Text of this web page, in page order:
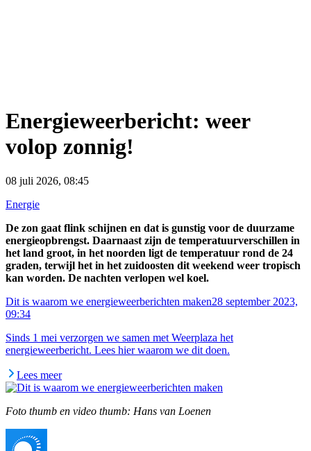
Energieweerbericht: weer
volop zonnig!
08 juli 2026, 08:45
Energie
De zon gaat flink schijnen en dat is gunstig voor de duurzame
energieopbrengst. Daarnaast zijn de temperatuurverschillen in
het land groot, in het noorden ligt de temperatuur rond de 24
graden, terwijl het in het zuidoosten dit weekend weer tropisch
kan worden. De nachten verlopen wel koel.
Dit is waarom we energieweerberichten maken28 september 2023,
09:34
Sinds 1 mei verzorgen we samen met Weerplaza het
energieweerbericht. Lees hier waarom we dit doen.
Lees meer
Foto thumb en video thumb: Hans van Loenen